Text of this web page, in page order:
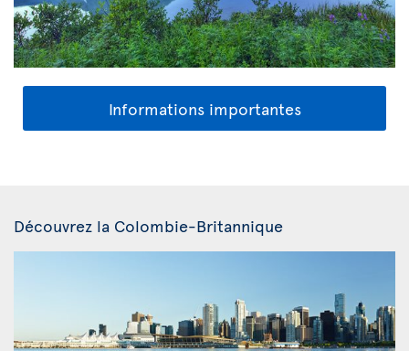
Informations importantes
Découvrez la Colombie-Britannique